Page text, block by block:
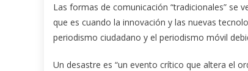
Las formas de comunicación “tradicionales” se
que es cuando la innovación y las nuevas
periodismo ciudadano y el periodismo móvil
Un desastre es “un evento crítico que altera el